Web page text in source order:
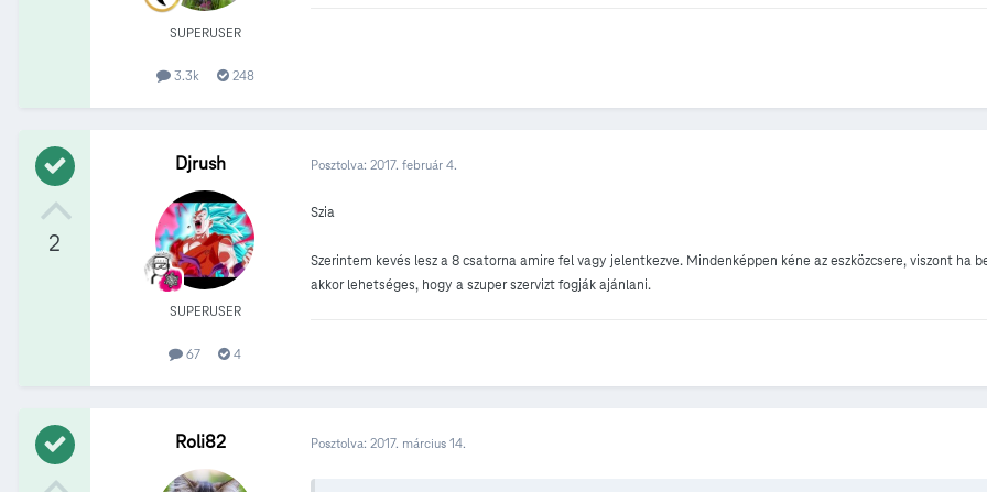
SUPERUSER
3.3k 248
2
Djrush
SUPERUSER
67 4
Posztolva: 2017. február 4.
Szia
Szerintem kevés lesz a 8 csatorna amire fel vagy jelentkezve. Mindenképpen kéne az eszközcsere, viszont ha
akkor lehetséges, hogy a szuper szervizt fogják ajánlani.
Roli82 Posztolva: 2017. március 14.